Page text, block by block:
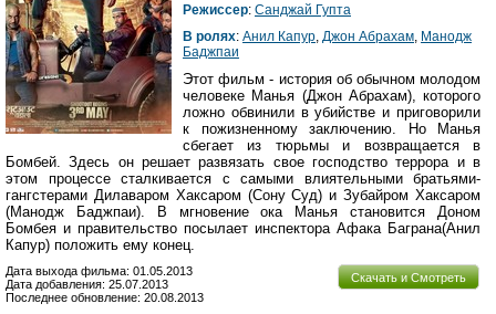
Режиссер: Санджай Гупта
В ролях: Анил Капур Джон Абрахам Манодж
Баджпаи
Этот фильм - история об обычном молодом
человеке Манья (Джон Абрахам), которого
ложно обвинили в убийстве и приговорили
к пожизненному заключению. Но Манья
сбегает из тюрьмы и возвращается в
Бомбей. Здесь он решает развязать свое господство террора и в
этом процессе сталкивается с самыми влиятельными братьями-
гангстерами Дилаваром Хаксаром (Сону Суд) и Зубайром Хаксаром
(Манодж Баджпаи). В мгновение ока Манья становится Доном
Бомбея и правительство посылает инспектора Афака Баграна(Анил
Капур) положить ему конец.
Скачать и Смотреть
Дата выхода фильма: 01.05.2013
Дата добавления: 25.07.2013
Последнее обновление: 20.08.2013